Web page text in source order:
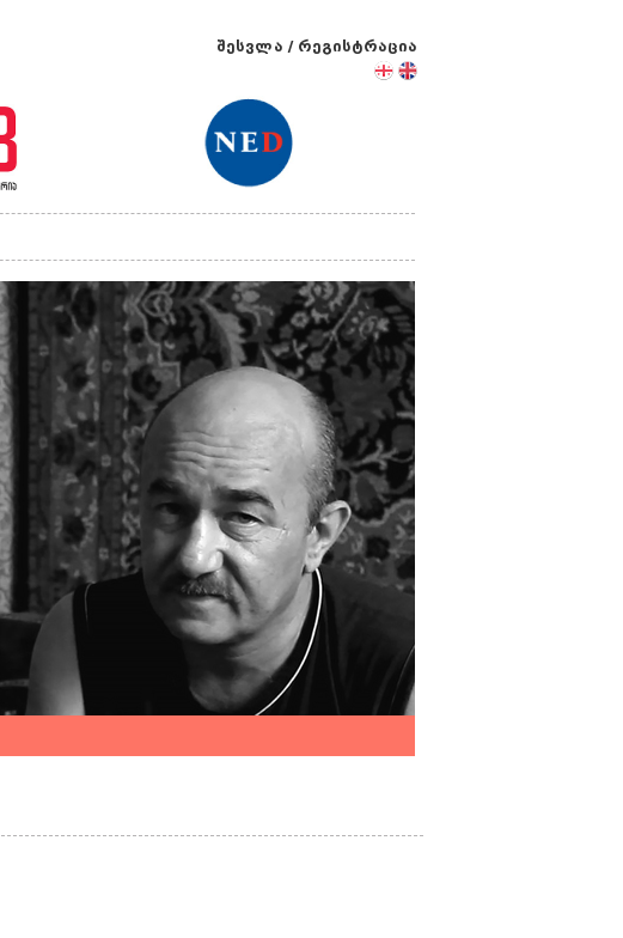
შესვლა / რეგისტრაცია